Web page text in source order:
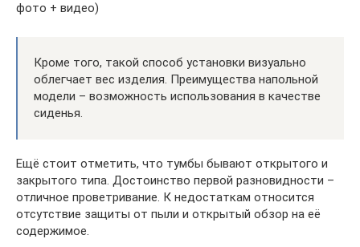
фото + видео)
Кроме того, такой способ установки визуально
облегчает вес изделия. Преимущества напольной
модели – возможность использования в качестве
сиденья.
Ещё стоит отметить, что тумбы бывают открытого и
закрытого типа. Достоинство первой разновидности –
отличное проветривание. К недостаткам относится
отсутствие защиты от пыли и открытый обзор на её
содержимое.